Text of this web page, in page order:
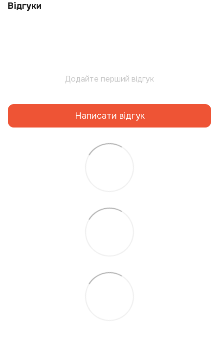
Відгуки
Додайте перший відгук
Написати відгук